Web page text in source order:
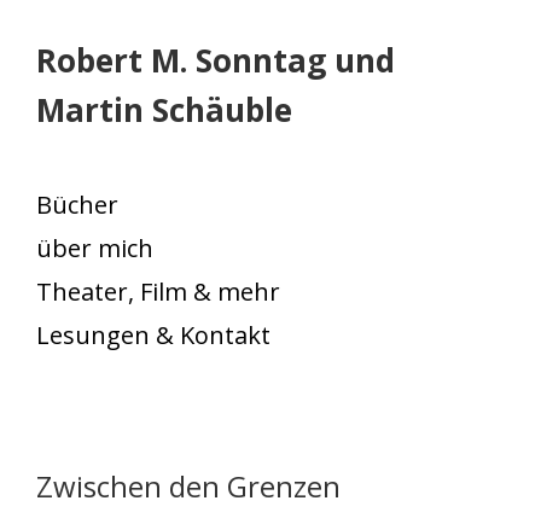
Robert M. Sonntag und
Martin Schäuble
Bücher
über mich
Theater, Film & mehr
Lesungen & Kontakt
Zwischen den Grenzen